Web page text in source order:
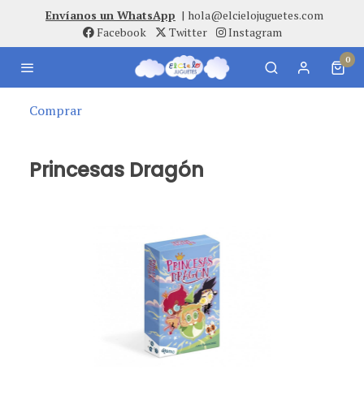
Envíanos un WhatsApp | hola@elcielojuguetes.com
Facebook
Twitter Instagram
0
Comprar
Princesas Dragón